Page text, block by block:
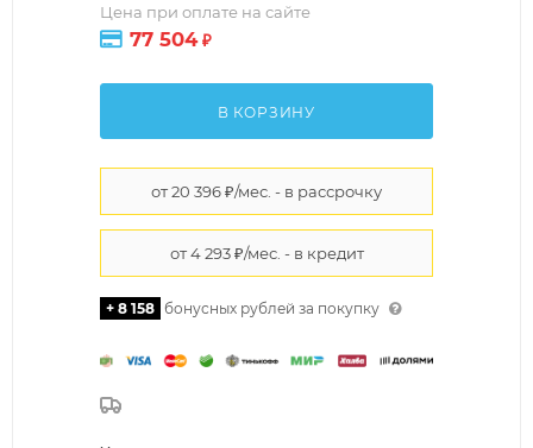
Цена при оплате на сайте
77 504₽
В КОРЗИНУ
+ 8 158 бонусных рублей за покупку